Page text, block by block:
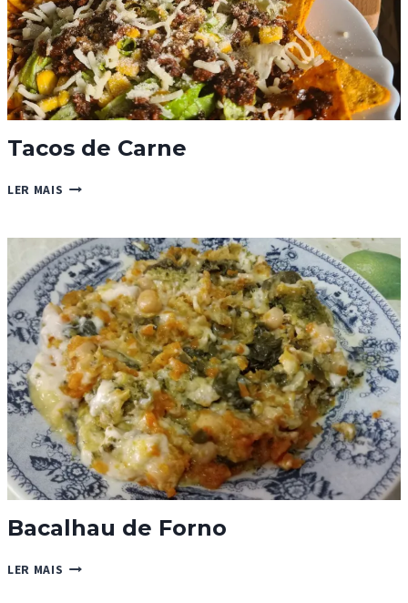
Tacos de Carne
LER MAIS TACOS
Bacalhau de Forno
LER MAIS BACALHAU